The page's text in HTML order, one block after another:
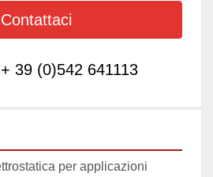
Contattaci
+ 39 (0)542 641113
per applicazioni